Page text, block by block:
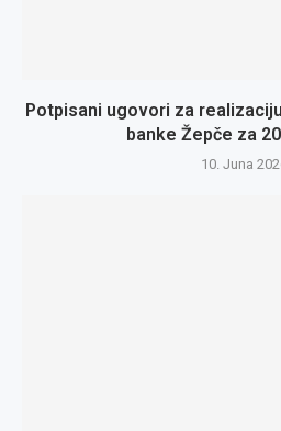
Potpisani ugovori za
banke Žepče za
10. Juna